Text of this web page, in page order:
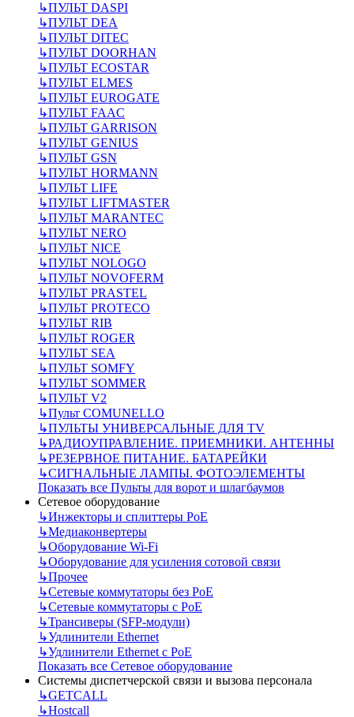
↳ПУЛЬТ DASPI
↳ПУЛЬТ DEA
↳ПУЛЬТ DITEC
↳ПУЛЬТ DOORHAN
↳ПУЛЬТ ECOSTAR
↳ПУЛЬТ ELMES
↳ПУЛЬТ EUROGATE
↳ПУЛЬТ FAAC
↳ПУЛЬТ GARRISON
↳ПУЛЬТ GENIUS
↳ПУЛЬТ GSN
↳ПУЛЬТ HORMANN
↳ПУЛЬТ LIFE
↳ПУЛЬТ LIFTMASTER
↳ПУЛЬТ MARANTEC
↳ПУЛЬТ NERO
↳ПУЛЬТ NICE
↳ПУЛЬТ NOLOGO
↳ПУЛЬТ NOVOFERM
↳ПУЛЬТ PRASTEL
↳ПУЛЬТ PROTECO
↳ПУЛЬТ RIB
↳ПУЛЬТ ROGER
↳ПУЛЬТ SEA
↳ПУЛЬТ SOMFY
↳ПУЛЬТ SOMMER
↳ПУЛЬТ V2
↳Пульт СOMUNELLO
↳ПУЛЬТЫ УНИВЕРСАЛЬНЫЕ ДЛЯ TV
↳РАДИОУПРАВЛЕНИЕ. ПРИЕМНИКИ. АНТЕННЫ
↳РЕЗЕРВНОЕ ПИТАНИЕ. БАТАРЕЙКИ
↳СИГНАЛЬНЫЕ ЛАМПЫ. ФОТОЭЛЕМЕНТЫ
Показать все Пульты для ворот и шлагбаумов
Сетевое оборудование
↳Инжекторы и сплиттеры РоЕ
↳Медиаконвертеры
↳Оборудование Wi-Fi
↳Оборудование для усиления сотовой связи
↳Прочее
↳Сетевые коммутаторы без РоЕ
↳Сетевые коммутаторы с РоЕ
↳Трансиверы (SFP-модули)
↳Удлинители Ethernet
↳Удлинители Ethernet с PoE
Показать все Сетевое оборудование
Системы диспетчерской связи и вызова персонала
↳GETCALL
↳Hostcall